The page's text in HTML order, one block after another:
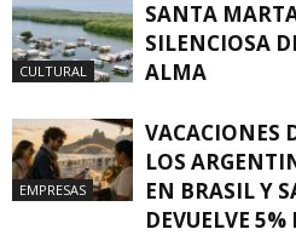
CULTURAL
SANTA
SILENCIOSA
ALMA
EMPRESAS
VACACIONES
LOS
EN BRASIL Y
DEVUELVE 5%